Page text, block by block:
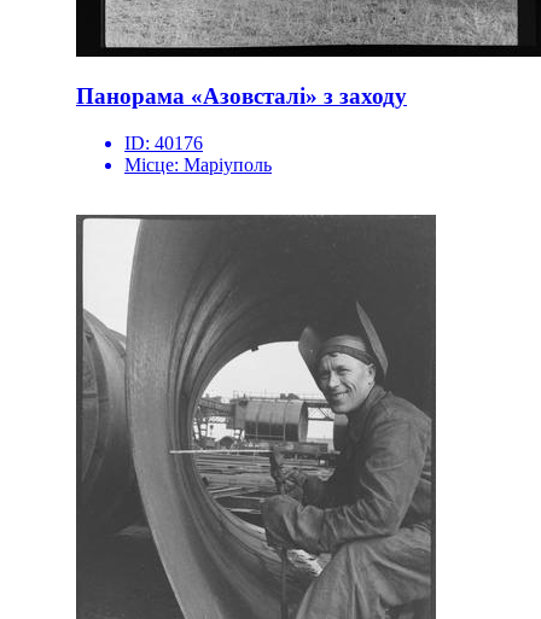
Панорама «Азовсталі» з заходу
ID: 40176
Місце: Маріуполь